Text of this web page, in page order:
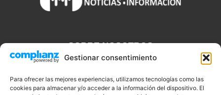
Gestionar consentimiento
Para ofrecer las mejores experiencias, utilizamos tecnologías como las
cookies para almacenar y/o acceder a la información del dispositivo. El
SOBRE NOSOTROS
que necesitas saber sobre noticias, novedades, tecnologías y
aplicaciones que te ayudaran a ser un mejor Djs.